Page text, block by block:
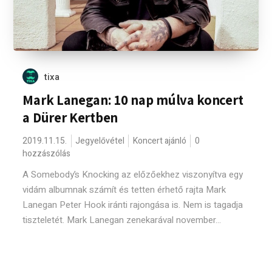
tixa
Mark Lanegan: 10 nap múlva koncert
a Dürer Kertben
2019.11.15. Jegyelővétel Koncert ajánló
0
hozzászólás
A Somebody’s Knocking az előzőekhez viszonyítva egy
vidám albumnak számít és tetten érhető rajta Mark
Lanegan Peter Hook iránti rajongása is. Nem is tagadja
tiszteletét. Mark Lanegan zenekarával november...